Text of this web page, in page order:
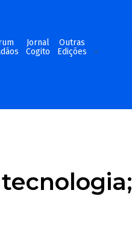
Jornal
Cogito
Outras
Edições